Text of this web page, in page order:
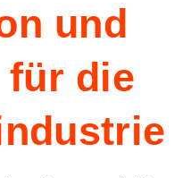
und
für die